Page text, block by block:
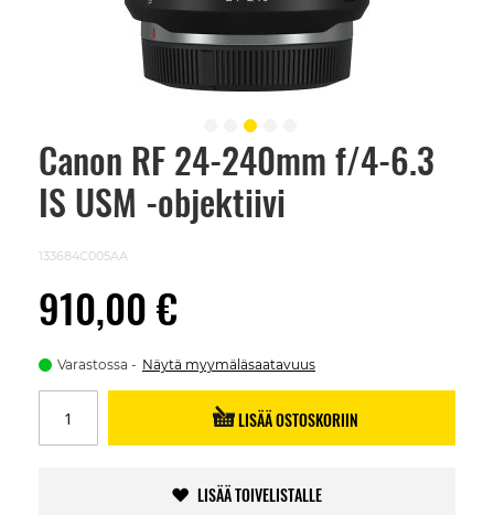
Canon RF 24-240mm f/4-6.3
IS USM -objektiivi
133684C005AA
910,00 €
Varastossa Näytä myymäläsaatavuus
LISÄÄ OSTOSKORIIN
LISÄÄ TOIVELISTALLE
Skip
beginning
images